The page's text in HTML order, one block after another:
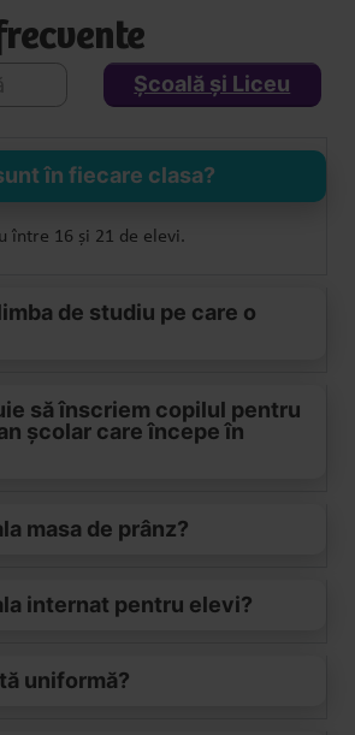
Școală și Liceu
în fiecare clasa?
între 16 și 21 de elevi.
de studiu pe care o
să înscriem copilul pentru
școlar care începe în
masa de prânz?
internat pentru elevi?
uniformă?